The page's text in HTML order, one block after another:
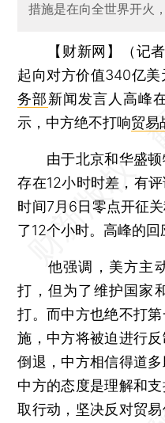
措施是在向全世界开火
【财新网】（记者
起向对方价值340亿美
务部新闻发言人高峰
示，中方绝不打响贸易
由于北京和华盛顿
存在12小时时差，有
时间7月6日零点开征
了12个小时。高峰的回
他强调，美方主动
打，但为了维护国家
打。而中方也绝不打
施，中方将被迫进行
倒退，中方相信得道
中方的态度是理解和
取行动，坚决反对贸